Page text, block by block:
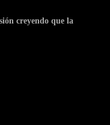
creyendo que la